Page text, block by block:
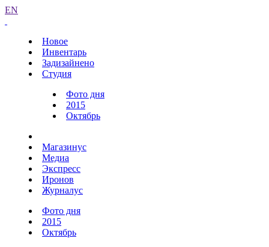
EN
Новое
Инвентарь
Задизайнено
Студия
Фото дня
2015
Октябрь
Магазинус
Медиа
Экспресс
Иронов
Журналус
Фото дня
2015
Октябрь